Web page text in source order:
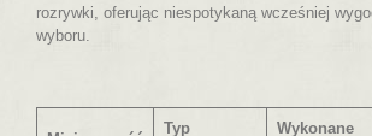
rozrywki, oferując niespotykaną wcześniej
wyboru.
Typ
Wykonane